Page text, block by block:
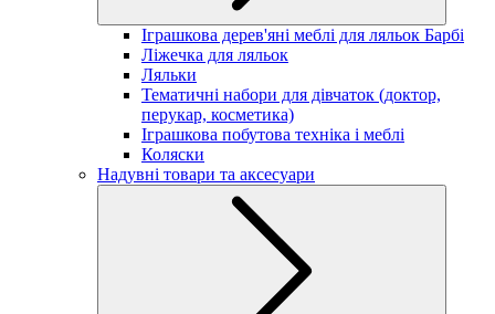
Іграшкова дерев'яні меблі для ляльок Барбі
Ліжечка для ляльок
Ляльки
Тематичні набори для дівчаток (доктор,
перукар, косметика)
Іграшкова побутова техніка і меблі
Коляски
Надувні товари та аксесуари